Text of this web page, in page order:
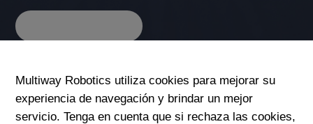
Multiway Robotics utiliza cookies para mejorar su
experiencia de navegación y brindar un mejor
servicio. Tenga en cuenta que si rechaza las cookies,